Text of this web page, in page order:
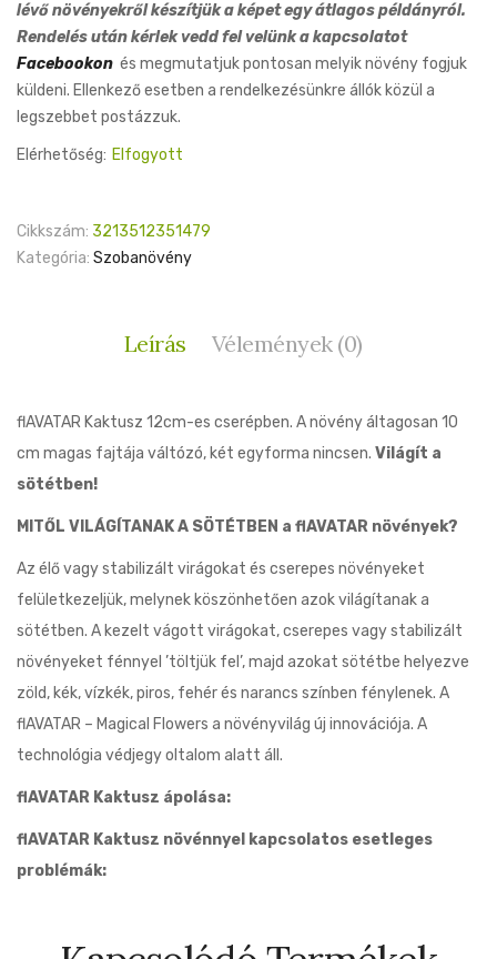
lévő növényekről készítjük a képet egy átlagos példányról.
Rendelés után kérlek vedd fel velünk a kapcsolatot
Facebookon és megmutatjuk pontosan melyik növény fogjuk
küldeni. Ellenkező esetben a rendelkezésünkre állók közül a
legszebbet postázzuk.
Elérhetőség: Elfogyott
Cikkszám: 3213512351479
Kategória: Szobanövény
Leírás Vélemények (0)
flAVATAR Kaktusz 12cm-es cserépben. A növény áltagosan 10
cm magas fajtája váltózó, két egyforma nincsen. Világít a
sötétben!
MITŐL VILÁGÍTANAK A SÖTÉTBEN a flAVATAR növények?
Az élő vagy stabilizált virágokat és cserepes növényeket
felületkezeljük, melynek köszönhetően azok világítanak a
sötétben. A kezelt vágott virágokat, cserepes vagy stabilizált
növényeket fénnyel ’töltjük fel’, majd azokat sötétbe helyezve
zöld, kék, vízkék, piros, fehér és narancs színben fénylenek. A
flAVATAR – Magical Flowers a növényvilág új innovációja. A
technológia védjegy oltalom alatt áll.
flAVATAR Kaktusz ápolása:
flAVATAR Kaktusz növénnyel kapcsolatos esetleges
problémák: